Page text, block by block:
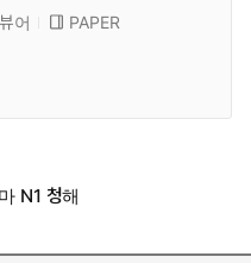
어
PAPER
N1 청해